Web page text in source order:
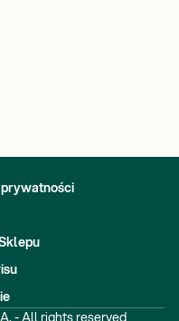
prywatności
- All rights reserved